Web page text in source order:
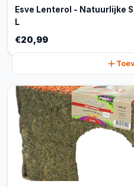
Esve Lenterol - Natuurlijke
L
€20,99